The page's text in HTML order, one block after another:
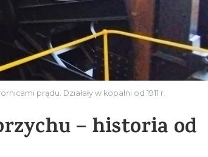
prądu. Działały w kopalni od 1911 r.
– historia od